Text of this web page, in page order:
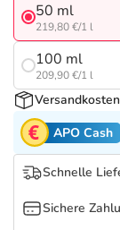
Tierapotheke
Vitamine &
Marken
Salus Deals
50 ml
219,80 €/1 l
100 ml
209,90 €/1 l
APO Cash
Schnelle
Sichere